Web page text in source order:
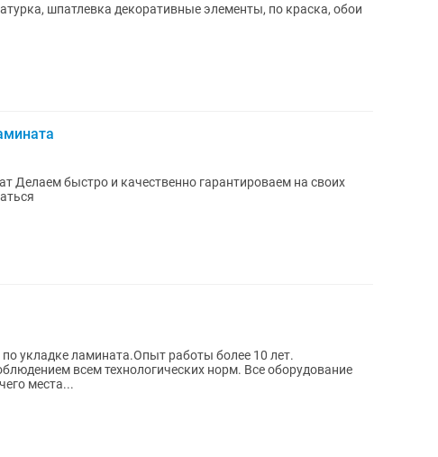
шпатлевка декоративные элементы, по краска, обои
укладке ламината.Опыт работы более 10 лет.
всем технологических норм. Все оборудование
места...